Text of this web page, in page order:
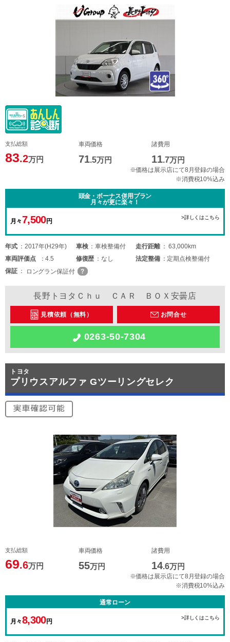
支払総額
83.2万円
車両価格
71.5万円
諸費用
11.7万円
※価格は展示店にて8月登録の場合
※消費税10%込み
頭金・ボーナス併用プラン
月々が更に楽々！
月々7,500円
>詳しくはこちら
年式 2017年(H29年) 車検 車検整備付 走行距離
63,000km
車両評価点 4.5 修復歴 なし 法定整備
定期点検整備付
保証
ロングラン保証付
長野トヨタＣｈｕ ＣＡＲ ＢＯＸ安曇店
見積依頼（無料） お問合せ
0263-50-7304
トヨタ
プリウスアルファ Gツーリングセレク
支払総額
69.6万円
車両価格
55万円
諸費用
14.6万円
※価格は展示店にて8月登録の場合
※消費税10%込み
通常ローン
月々8,300円
>詳しくはこちら